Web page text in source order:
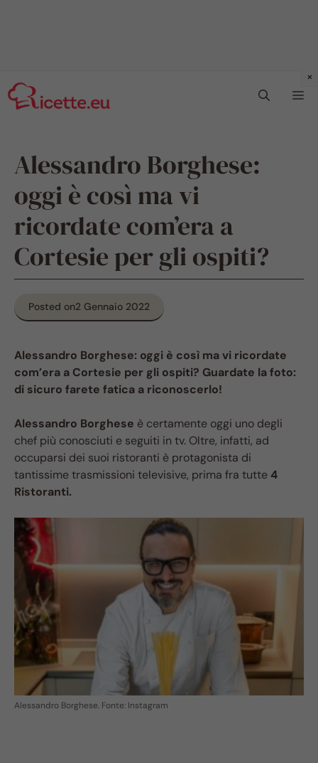
al
contenuto
Alessandro Borghese:
oggi è così ma vi
ricordate com’era a
Cortesie per gli ospiti?
Posted on2 Gennaio 2022
Alessandro Borghese: oggi è così ma vi ricordate
com’era a Cortesie per gli ospiti? Guardate la foto:
di sicuro farete fatica a riconoscerlo!
Alessandro Borghese è certamente oggi uno degli
chef più conosciuti e seguiti in tv. Oltre, infatti, ad
occuparsi dei suoi ristoranti è protagonista di
tantissime trasmissioni televisive, prima fra tutte 4
Ristoranti.
Alessandro Borghese. Fonte: Instagram